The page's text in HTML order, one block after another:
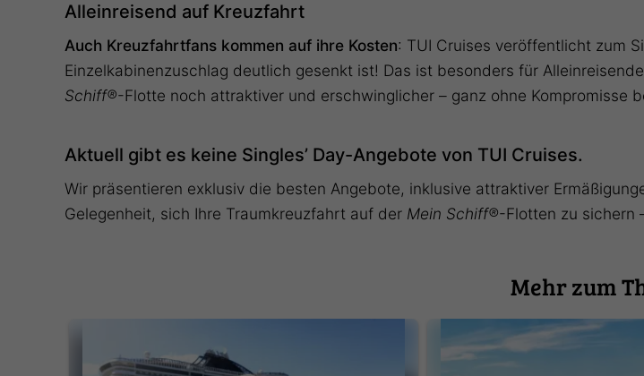
Alleinreisend auf Kreuzfahrt
Auch Kreuzfahrtfans kommen auf ihre Kosten: TUI Cruises veröffentlicht zum
Einzelkabinenzuschlag deutlich gesenkt ist! Das ist besonders für
Schiff®-Flotte noch attraktiver und erschwinglicher – ganz ohne Kompromisse
Aktuell gibt es keine Singles’ Day-Angebote von TUI Cruises.
Wir präsentieren exklusiv die besten Angebote, inklusive attraktiver
Gelegenheit, sich Ihre Traumkreuzfahrt auf der Mein Schiff®-Flotten zu sichern
Mehr zum